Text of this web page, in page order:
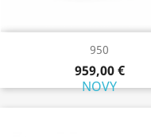
950
959,00 €
NOVY